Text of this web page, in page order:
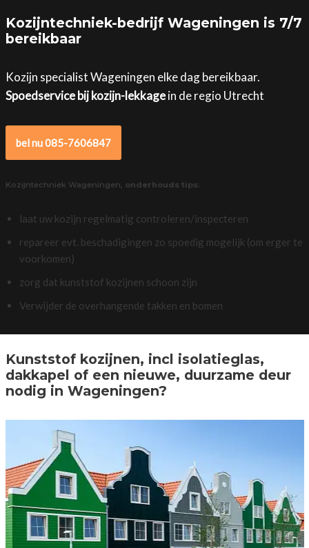
Kozijntechniek-bedrijf Wageningen is 7/7
bereikbaar
Kozijn specialist Wageningen elke dag bereikbaar.
Spoedservice bij kozijn-lekkagein de regio Utrecht
bel nu 085-7606847
Kozijntechniek Wageningen, onderhouds tips:
laat uw kozijn regelmatig controleren/inspecteren
repareer evt. beschadigingen zo spoedig mogelijk (om erger te
voorkomen)
zorg dat kunststof kozijnen schoon zijn
Verwijder de overhangende takken en bomen
Kunststof kozijnen, incl isolatieglas,
dakkapel of een nieuwe, duurzame deur
nodig in Wageningen?